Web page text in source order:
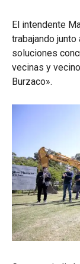
El intendente
trabajando
soluciones
vecinas y
Burzaco».